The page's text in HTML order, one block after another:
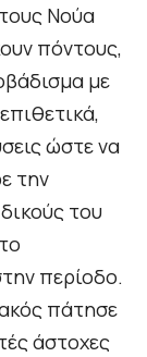
Νούα
πόντους,
με
ώστε να
την
του
περίοδο.
πάτησε
άστοχες